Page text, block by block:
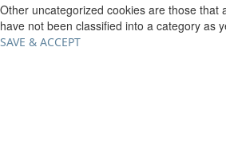
Other uncategorized cookies are those that
have not been classified into a category as
SAVE & ACCEPT